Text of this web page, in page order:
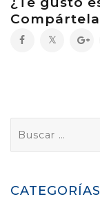
CATEGORÍAS